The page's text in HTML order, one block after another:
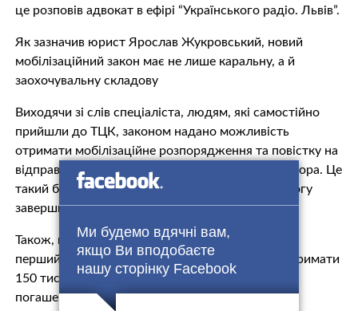
Ми будемо вдячні вам,
якщо Ви вподобаєте
нашу сторінку Facebook
це розповів адвокат в ефірі “Українського радіо. Львів”.
Як зазначив юрист Ярослав Жукровський, новий
мобілізаційний закон має не лише каральну, а й
заохочувальну складову
Виходячи зі слів спеціаліста, людям, які самостійно
прийшли до ТЦК, законом надано можливість
отримати мобілізаційне розпорядження та повістку на
відправку не цього ж дня, а через місяць чи півтора. Це
такий бонус від держави, щоб людина мала змогу
завершити свої справи.
Також, коли військовозобов’язаний укладає свій
перший контракт, йому надають можливість отримати
150 тисяч на купівлю транспортного засобу та
погашення першого внеску іпотечного кредиту.